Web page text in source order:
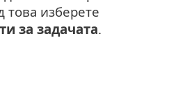
това изберете
за задачата.